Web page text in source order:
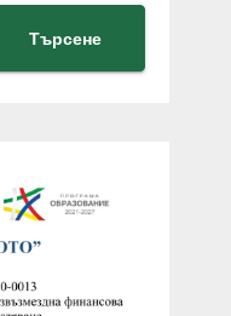
Търсене